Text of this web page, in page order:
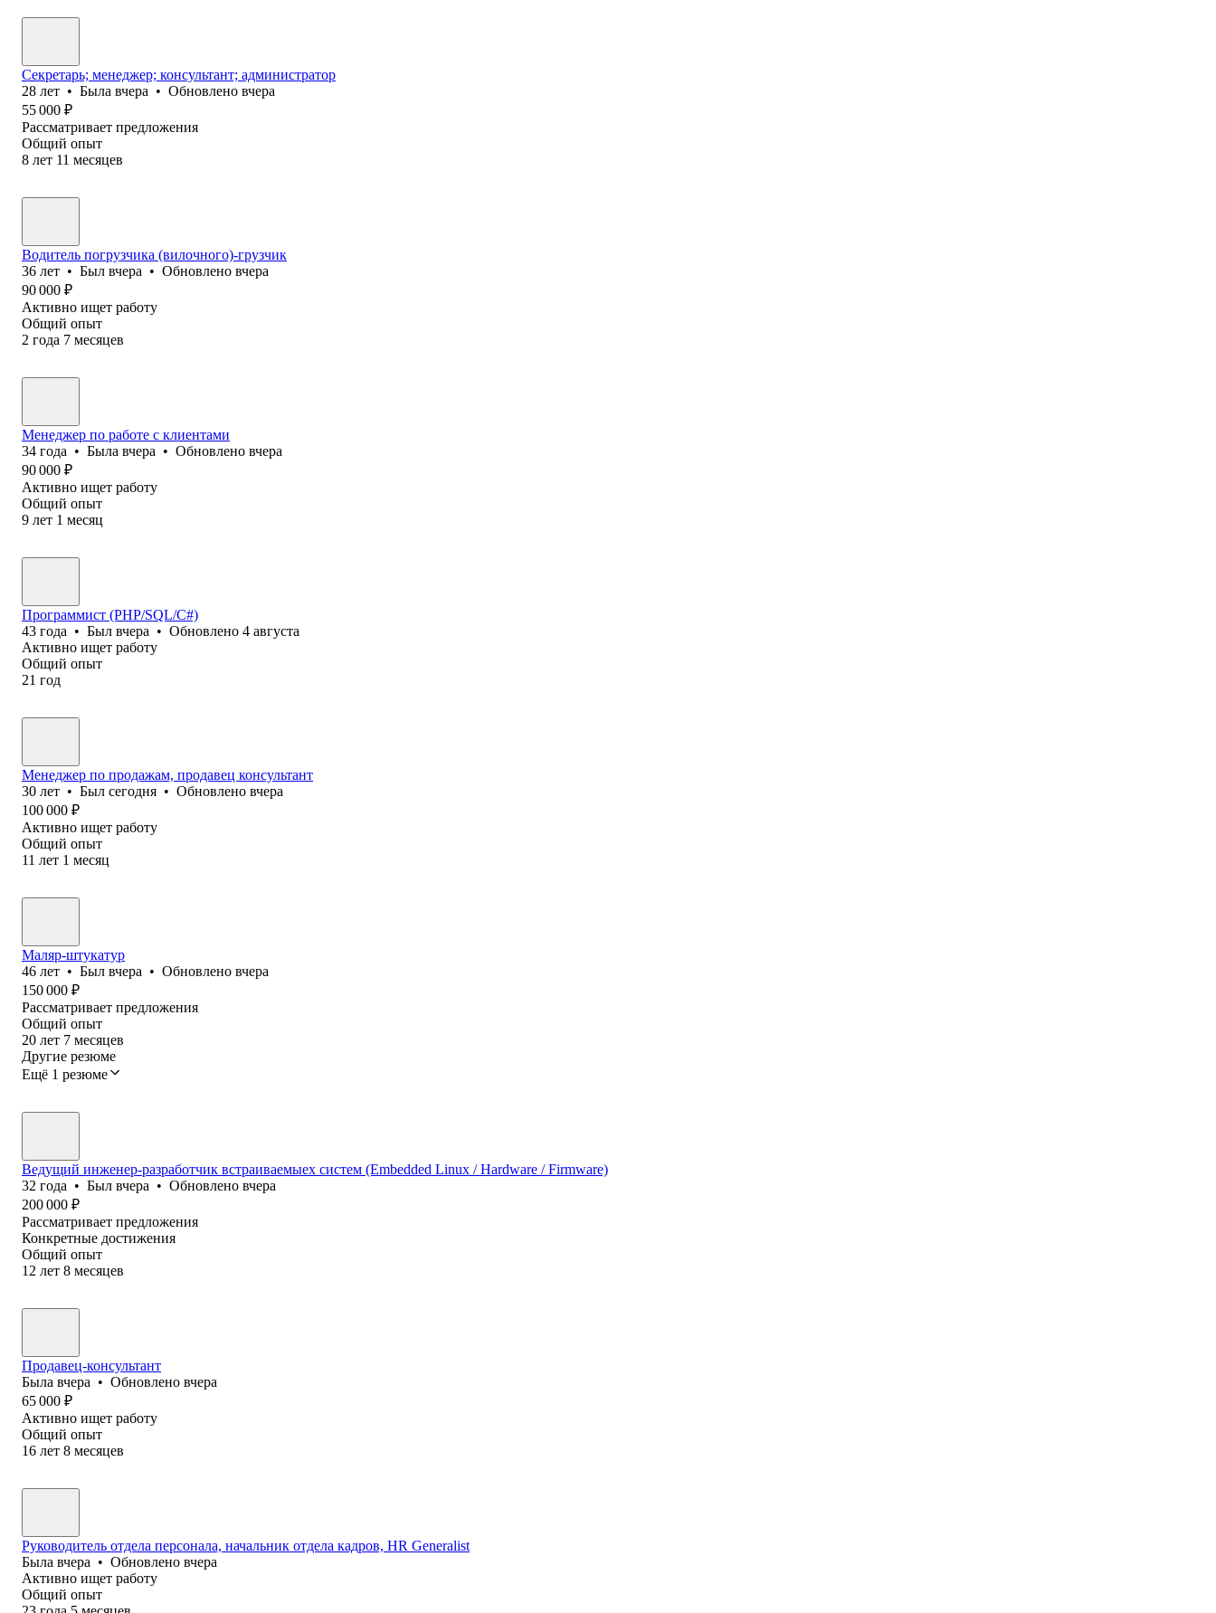
Секретарь; менеджер; консультант; администратор
28 лет • Была вчера • Обновлено вчера
55 000 ₽
Рассматривает предложения
Общий опыт
8 лет 11 месяцев
Водитель погрузчика (вилочного)-грузчик
36 лет • Был вчера • Обновлено вчера
90 000 ₽
Активно ищет работу
Общий опыт
2 года 7 месяцев
Менеджер по работе с клиентами
34 года • Была вчера • Обновлено вчера
90 000 ₽
Активно ищет работу
Общий опыт
9 лет 1 месяц
Программист (PHP/SQL/C#)
43 года • Был вчера • Обновлено 4 августа
Активно ищет работу
Общий опыт
21 год
Менеджер по продажам, продавец консультант
30 лет • Был сегодня • Обновлено вчера
100 000 ₽
Активно ищет работу
Общий опыт
11 лет 1 месяц
Маляр-штукатур
46 лет • Был вчера • Обновлено вчера
150 000 ₽
Рассматривает предложения
Общий опыт
20 лет 7 месяцев
Другие резюме
Ещё 1 резюме
Ведущий инженер-разработчик встраиваемыех систем (Embedded Linux / Hardware / Firmware)
32 года • Был вчера • Обновлено вчера
200 000 ₽
Рассматривает предложения
Конкретные достижения
Общий опыт
12 лет 8 месяцев
Продавец-консультант
Была вчера • Обновлено вчера
65 000 ₽
Активно ищет работу
Общий опыт
16 лет 8 месяцев
Руководитель отдела персонала, начальник отдела кадров, HR Generalist
Была вчера • Обновлено вчера
Активно ищет работу
Общий опыт